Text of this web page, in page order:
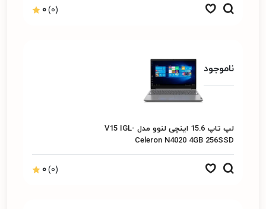
0(0)
ناموجود
لپ تاپ 15.6 اینچی لنوو مدل V15 IGL-
Celeron N4020 4GB 256SSD
0(0)